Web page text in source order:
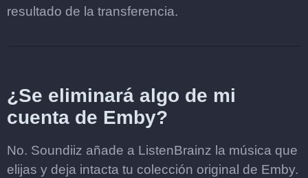
resultado de la transferencia.
¿Se eliminará algo de mi
cuenta de Emby?
No. Soundiiz añade a ListenBrainz la música que
elijas y deja intacta tu colección original de Emby.